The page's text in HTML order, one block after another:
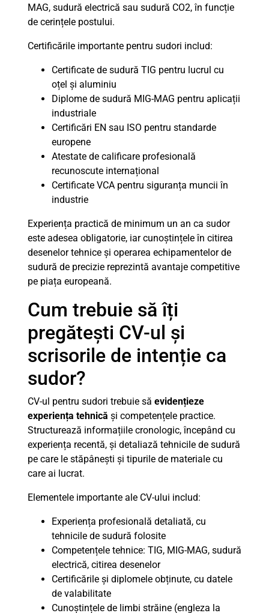
MAG, sudură electrică sau sudură CO2, în funcție
de cerințele postului.
Certificările importante pentru sudori includ:
Certificate de sudură TIG pentru lucrul cu
oțel și aluminiu
Diplome de sudură MIG-MAG pentru aplicații
industriale
Certificări EN sau ISO pentru standarde
europene
Atestate de calificare profesională
recunoscute internațional
Certificate VCA pentru siguranța muncii în
industrie
Experiența practică de minimum un an ca sudor
este adesea obligatorie, iar cunoștințele în citirea
desenelor tehnice și operarea echipamentelor de
sudură de precizie reprezintă avantaje competitive
pe piața europeană.
Cum trebuie să îți
pregătești CV-ul și
scrisorile de intenție ca
sudor?
CV-ul pentru sudori trebuie să evidențieze
experiența tehnică și competențele practice.
Structurează informațiile cronologic, începând cu
experiența recentă, și detaliază tehnicile de sudură
pe care le stăpânești și tipurile de materiale cu
care ai lucrat.
Elementele importante ale CV-ului includ:
Experiența profesională detaliată, cu
tehnicile de sudură folosite
Competențele tehnice: TIG, MIG-MAG, sudură
electrică, citirea desenelor
Certificările și diplomele obținute, cu datele
de valabilitate
Cunoștințele de limbi străine (engleza la